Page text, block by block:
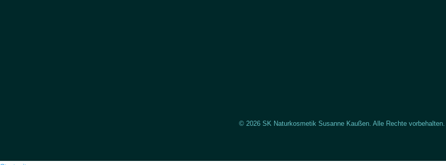
© 2026 SK Naturkosmetik Susanne Kaußen. Alle Rechte vorbehalten.